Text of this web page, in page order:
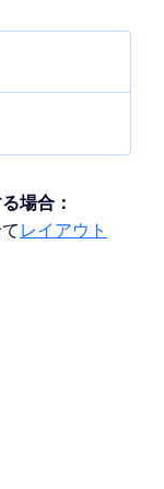
を選択
して不透
カラーピ
斜体、
接続されて
索結果の
す。
エディタの
する必要
る方法は、
ページの
クする
す。
場合：
レイアウト